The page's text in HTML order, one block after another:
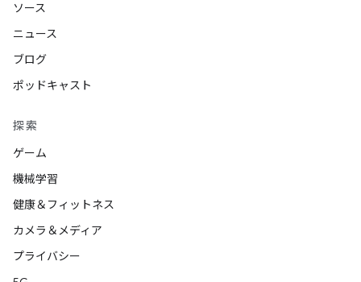
ソース
ニュース
ブログ
ポッドキャスト
探索
ゲーム
機械学習
健康＆フィットネス
カメラ＆メディア
プライバシー